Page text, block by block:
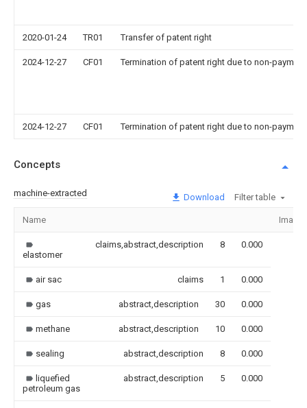
2020-01-24 TR01 Transfer of patent right
2024-12-27 CF01 Termination of patent right due to non-
2024-12-27 CF01 Termination of patent right due to non-
Concepts
machine-extracted Download Filter table
Name Image
elastomer
claims,abstract,description 8 0.000
air sac claims 1 0.000
gas abstract,description 30 0.000
methane abstract,description 10 0.000
sealing abstract,description 8 0.000
liquefied
petroleum gas
abstract,description 5 0.000